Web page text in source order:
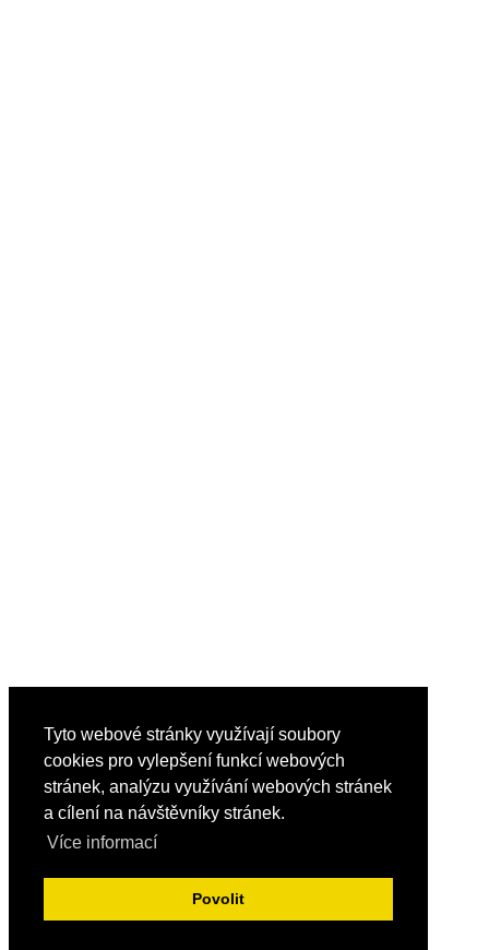
Tyto webové stránky využívají soubory
cookies pro vylepšení funkcí webových
stránek, analýzu využívání webových stránek
a cílení na návštěvníky stránek.
Více informací
Povolit